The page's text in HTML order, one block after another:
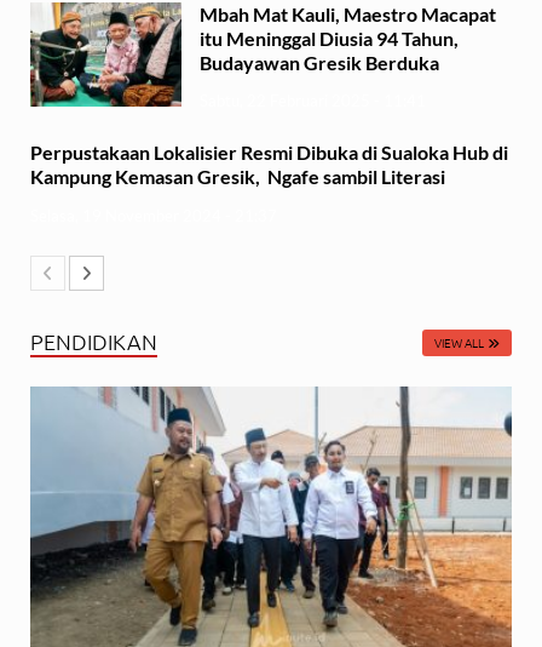
Mbah Mat Kauli, Maestro Macapat
itu Meninggal Diusia 94 Tahun,
Budayawan Gresik Berduka
Perpustakaan Lokalisier Resmi Dibuka di Sualoka Hub di
Kampung Kemasan Gresik, Ngafe sambil Literasi
PENDIDIKAN VIEW ALL